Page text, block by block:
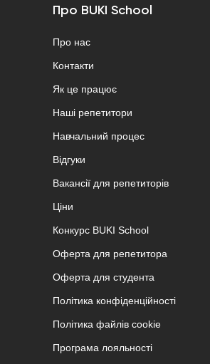
Про BUKI School
Про нас
Контакти
Як це працює
Наші репетитори
Навчальний процес
Відгуки
Вакансії для репетиторів
Ціни
Конкурс BUKI School
Оферта для репетитора
Оферта для студента
Політика конфіденційності
Політика файлів cookie
Програма лояльності